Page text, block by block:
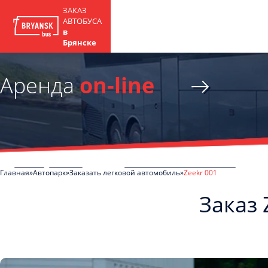
ЗАКАЗ
АВТОБУСА
в
Брянске
Арендаon-line
Главная Автопарк Заказать легковой автомобиль Zeekr 001
Заказ